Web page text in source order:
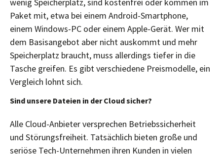
Paket mit, etwa bei einem Android-Smartphone,
einem Windows-PC oder einem Apple-Gerät. Wer mit
dem Basisangebot aber nicht auskommt und mehr
Speicherplatz braucht, muss allerdings tiefer in die
Tasche greifen. Es gibt verschiedene Preismodelle, ein
Vergleich lohnt sich.
Sind unsere Dateien in der Cloud sicher?
Alle Cloud-Anbieter versprechen Betriebssicherheit
und Störungsfreiheit. Tatsächlich bieten große und
seriöse Tech-Unternehmen ihren Kunden in vielen